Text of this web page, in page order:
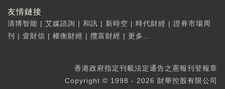
友情鏈接
清博智能 | 艾媒諮詢 | 和訊 | 新時空 | 時代財經 | 證券市場周
刊
| 壹財信 | 權衡財經 | 攬富財經 | 更多...
香港政府指定刊載法定通告之憲報刊登報章
Copyright © 1998 - 2026 財華控股有限公司